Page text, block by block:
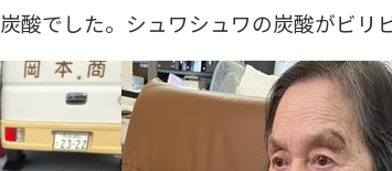
酸でした。シュワシュワの炭酸がビ